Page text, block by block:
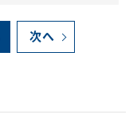
次へ